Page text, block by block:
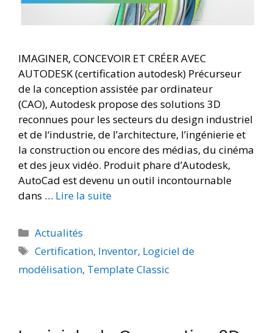
IMAGINER, CONCEVOIR ET CRÉER AVEC
AUTODESK (certification autodesk) Précurseur
de la conception assistée par ordinateur
(CAO), Autodesk propose des solutions 3D
reconnues pour les secteurs du design industriel
et de l‘industrie, de l’architecture, l’ingénierie et
la construction ou encore des médias, du cinéma
et des jeux vidéo. Produit phare d’Autodesk,
AutoCad est devenu un outil incontournable
dans … Lire la suite
Actualités
Certification, Inventor, Logiciel de
modélisation, Template Classic